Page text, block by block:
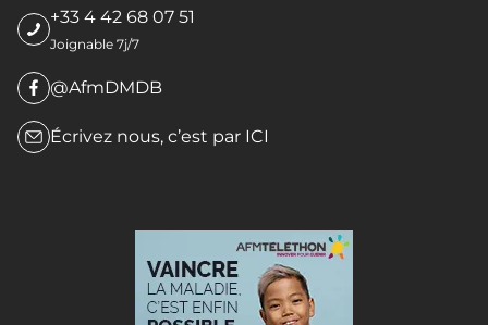
+33 4 42 68 07 51
Joignable 7j/7
@AfmDMDB
Écrivez nous, c’est par ICI